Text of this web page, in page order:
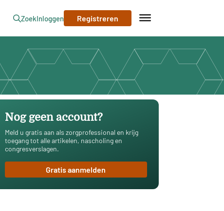
ZoekInloggen Registreren
Nog geen account?
Meld u gratis aan als zorgprofessional en krijg
toegang tot alle artikelen, nascholing en
congresverslagen.
Gratis aanmelden